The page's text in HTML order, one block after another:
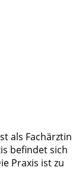
als Fachärztin
befindet sich
Praxis ist zu